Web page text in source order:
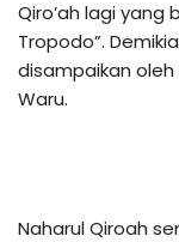
Qiro’ah lagi
Tropodo”.
disampaikan oleh
Waru.
Naharul Qiroah